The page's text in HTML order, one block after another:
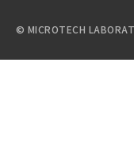
© MICROTECH